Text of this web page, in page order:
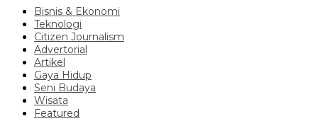
Bisnis & Ekonomi
Teknologi
Citizen Journalism
Advertorial
Artikel
Gaya Hidup
Seni Budaya
Wisata
Featured